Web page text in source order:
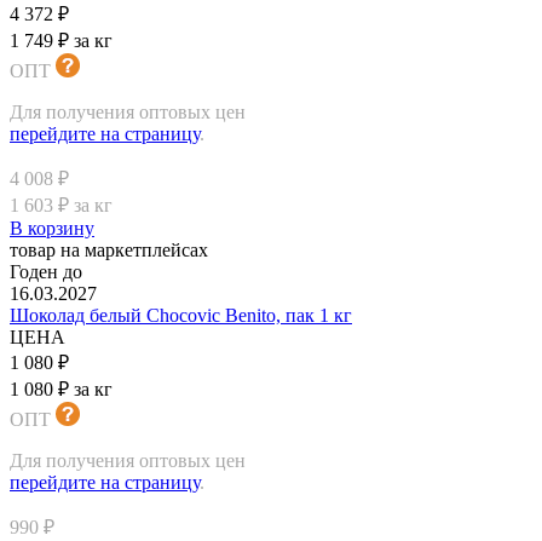
4 372 ₽
1 749 ₽ за кг
ОПТ
Для получения оптовых цен
перейдите на страницу.
4 008 ₽
1 603 ₽ за кг
В корзину
товар на маркетплейсах
Годен до
16.03.2027
Шоколад белый Chocovic Benito, пак 1 кг
ЦЕНА
1 080 ₽
1 080 ₽ за кг
ОПТ
Для получения оптовых цен
перейдите на страницу.
990 ₽